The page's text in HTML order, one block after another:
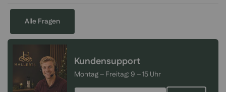
Alle Fragen
Kundensupport
Montag – Freitag: 9 – 15 Uhr